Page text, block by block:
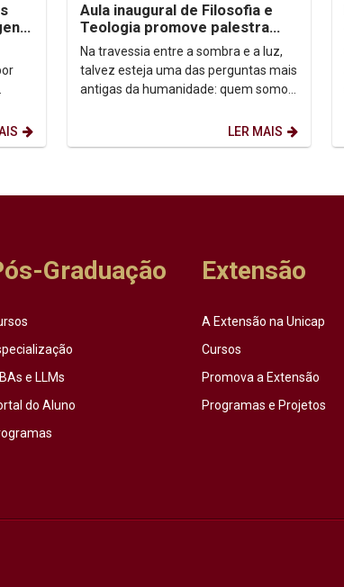
Aula inaugural de Filosofia e
Teologia promove palestra
sobre autoconhecimento
Na travessia entre a sombra e a luz,
talvez esteja uma das perguntas mais
antigas da humanidade: quem somos,
LER MAIS
Graduação
e LLMs
do Aluno
Extensão
A Extensão na Unicap
Cursos
Promova a Extensão
Programas e Projetos